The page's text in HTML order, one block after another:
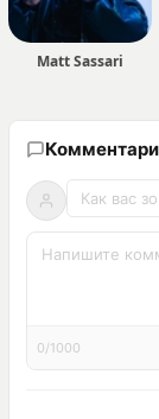
Matt Sassari
0/1000